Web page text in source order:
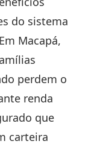
do sistema
Macapá,
perdem o
renda
que
carteira